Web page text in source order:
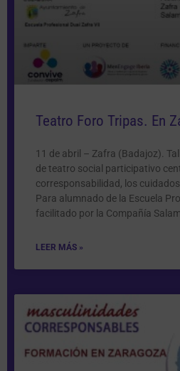
Teatro Foro Tripas. En
11 de abril – Zafra (Badajoz).
de teatro social participativo
corresponsabilidad, los
Para alumnado de la Escuela
facilitado por la Compañía
LEER MÁS »